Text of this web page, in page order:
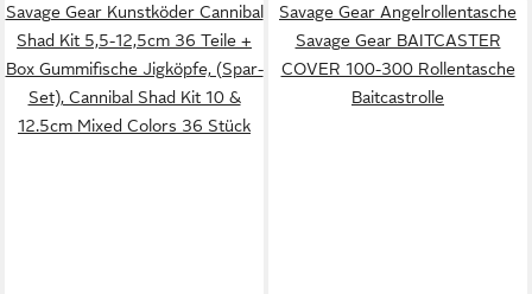
Savage Gear Kunstköder Cannibal
Shad Kit 5,5-12,5cm 36 Teile +
Box Gummifische Jigköpfe, (Spar-
Set), Cannibal Shad Kit 10 &
12.5cm Mixed Colors 36 Stück
Savage Gear Angelrollentasche
Savage Gear BAITCASTER
COVER 100-300 Rollentasche
Baitcastrolle